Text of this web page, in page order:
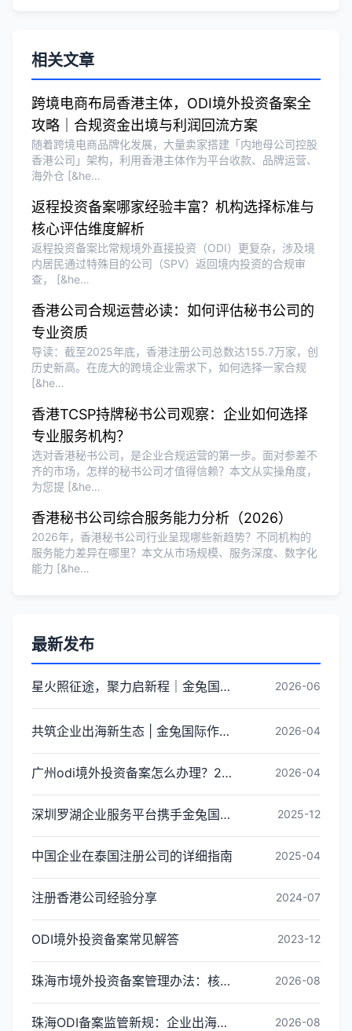
刘总
泰国BOI申请+建厂规划一站式服务，完
美！
Olivia Wang ★★★★★
香港公司注册和审计服务专业高效，非常
相关文章
跨境电商布局香港主体，ODI境外投资备案全
攻略｜合规资金出境与利润回流方案
随着跨境电商品牌化发展，大量卖家搭建「内地母公司控股
香港公司」架构，利用香港主体作为平台收款、品牌运营、
海外仓 [&he…
返程投资备案哪家经验丰富？机构选择标准与
核心评估维度解析
返程投资备案比常规境外直接投资（ODI）更复杂，涉及境
内居民通过特殊目的公司（SPV）返回境内投资的合规审
查， [&he…
香港公司合规运营必读：如何评估秘书公司的
专业资质
导读：截至2025年底，香港注册公司总数达155.7万家，创
历史新高。在庞大的跨境企业需求下，如何选择一家合规
[&he…
香港TCSP持牌秘书公司观察：企业如何选择
专业服务机构？
选对香港秘书公司，是企业合规运营的第一步。面对参差不
齐的市场，怎样的秘书公司才值得信赖？本文从实操角度，
为您提 [&he…
香港秘书公司综合服务能力分析（2026）
2026年，香港秘书公司行业呈现哪些新趋势？不同机构的
服务能力差异在哪里？本文从市场规模、服务深度、数字化
能力 [&he…
最新发布
星火照征途，聚力启新程｜金兔国际井冈山红色研学团建圆满收官 2026-06
共筑企业出海新生态 | 金兔国际作为代表单位亮相宝安区出海服务中心揭牌仪式 2026-04
广州odi境外投资备案怎么办理？2026年最新流程详解 2026-04
深圳罗湖企业服务平台携手金兔国际ODI备案专家,共建跨境出海全链条服务新生态 2025-12
中国企业在泰国注册公司的详细指南 2025-04
注册香港公司经验分享 2024-07
ODI境外投资备案常见解答 2023-12
珠海市境外投资备案管理办法：核心内容与办理指引 2026-08
珠海ODI备案监管新规：企业出海投资合规红线梳理 2026-08